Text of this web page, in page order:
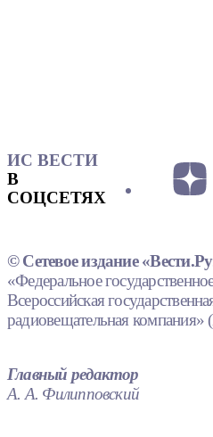
ИС ВЕСТИ
В
СОЦСЕТЯХ
© Сетевое издание
«Федеральное
Всероссийская
радиовещательная
Главный редактор
А. А. Филипповский